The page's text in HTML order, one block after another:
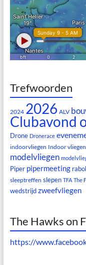
Trefwoorden
2024 2026 ALV
Clubavond
Drone Dronerace
indoorvliegen Indoor vliegen
modelvliegen
Piper pipermeeting
sleeptreffen slepen TFA The
wedstrijd zweefvliegen
The Hawks on
https://